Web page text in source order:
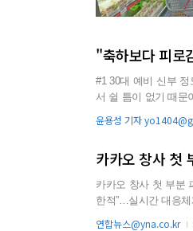
"축하보다 피로
#1 30대 예비 신부
서 쉴 틈이 없기 때문
다”
윤용성 기자
카카오 창사 첫
카카오 창사 첫 부분 파업 돌입…노사 갈등 정면충돌
한적”…실시간 대응체계 가동 카카오 노조가 2006년 카카오 창사 이래 첫 부분 파업에 돌입했다.
연합뉴스@yna.co.kr